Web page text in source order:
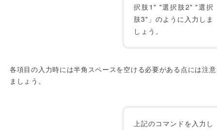
択肢1" "選択肢2" "選択
肢3"」のように入力しま
しょう。
各項目の入力時には半角スペースを空ける必要がある点には注
ましょう。
上記のコマンドを入力し